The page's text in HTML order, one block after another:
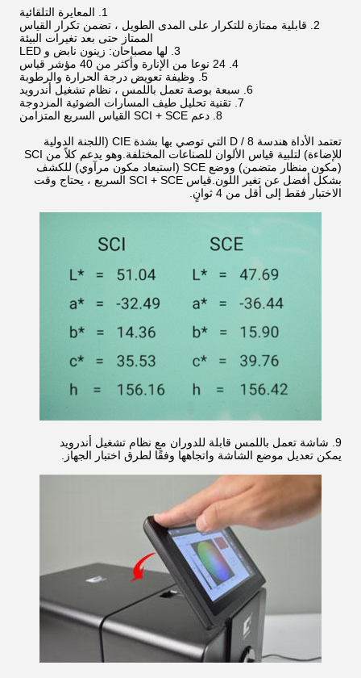
1. المعايرة التلقائية
2. قابلية ممتازة للتكرار على المدى الطويل ، تضمن تكرار القياس
الممتاز حتى بعد تغيرات البيئة
3. لها مصباحان: زينون نابض و LED
4. 24 نوعا من الإنارة وأكثر من 40 مؤشر قياس
5. وظيفة تعويض درجة الحرارة والرطوبة
6. سبعة بوصة تعمل باللمس ، نظام تشغيل أندرويد
7. تقنية تحليل طيف المسارات الضوئية المزدوجة
8. دعم SCI + SCE القياس السريع المتزامن
تعتمد الأداة هندسة D / 8 التي توصي بها بشدة CIE (اللجنة الدولية
للإضاءة) لتلبية قياس الألوان للصناعات المختلفة.وهو يدعم كلاً من SCI
(مكون منظار متضمن) ووضع SCE (استبعاد مكون مرآوي) للكشف
بشكل أفضل عن تغير اللون.قياس SCI + SCE السريع ، يحتاج وقت
الاختبار فقط إلى أقل من 4 ثوانٍ.
9. شاشة تعمل باللمس قابلة للدوران مع نظام تشغيل أندرويد
يمكن تعديل موضع الشاشة واتجاهها وفقًا لطرق اختبار الجهاز.